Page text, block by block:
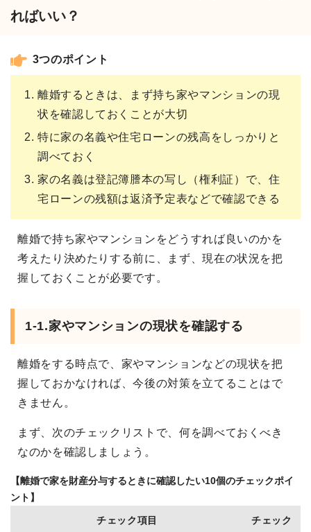
ればいい？
3つのポイント
離婚するときは、まず持ち家やマンションの現
状を確認しておくことが大切
特に家の名義や住宅ローンの残高をしっかりと
調べておく
家の名義は登記簿謄本の写し（権利証）で、住
宅ローンの残額は返済予定表などで確認できる
離婚で持ち家やマンションをどうすれば良いのかを
考えたり決めたりする前に、まず、現在の状況を把
握しておくことが必要です。
1-1.家やマンションの現状を確認する
離婚をする時点で、家やマンションなどの現状を把
握しておかなければ、今後の対策を立てることはで
きません。
まず、次のチェックリストで、何を調べておくべき
なのかを確認しましょう。
【離婚で家を財産分与するときに確認したい10個のチェックポイ
ント】
チェック項目 チェック